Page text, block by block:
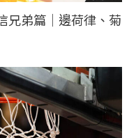
兄弟篇｜邊荷律、菊